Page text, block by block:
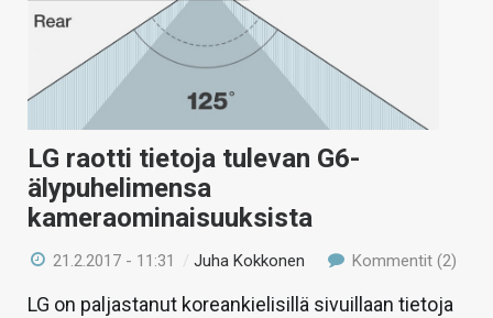
LG raotti tietoja tulevan G6-
älypuhelimensa
kameraominaisuuksista
21.2.2017 - 11:31 /Juha Kokkonen Kommentit (2)
LG on paljastanut koreankielisillä sivuillaan tietoja